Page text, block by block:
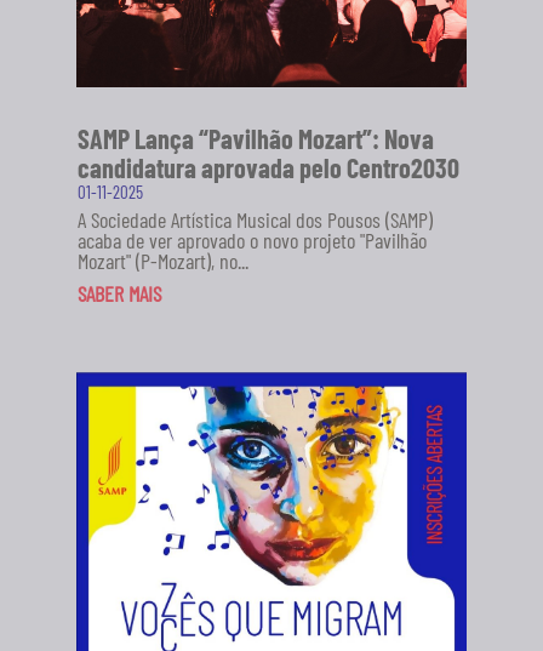
SAMP Lança “Pavilhão Mozart”: Nova
candidatura aprovada pelo Centro2030
01-11-2025
A Sociedade Artística Musical dos Pousos (SAMP)
acaba de ver aprovado o novo projeto "Pavilhão
Mozart" (P-Mozart), no...
SABER MAIS